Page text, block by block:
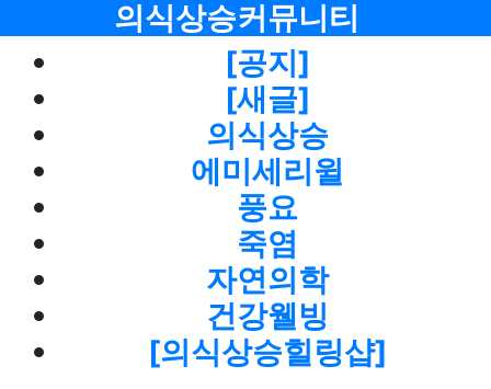
의식상승커뮤니티
[공지]
[새글]
의식상승
에미세리윌
풍요
죽염
자연의학
건강웰빙
[의식상승힐링샵]